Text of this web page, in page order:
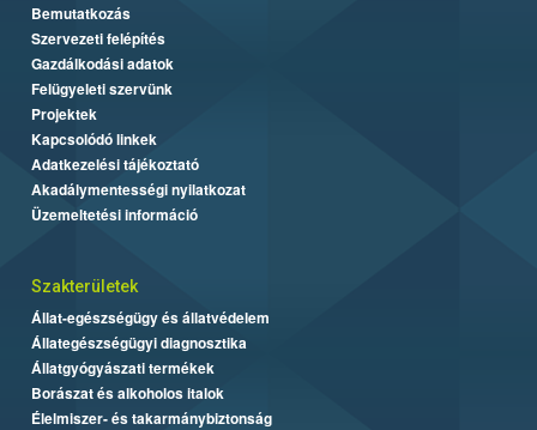
Bemutatkozás
Szervezeti felépítés
Gazdálkodási adatok
Felügyeleti szervünk
Projektek
Kapcsolódó linkek
Adatkezelési tájékoztató
Akadálymentességi nyilatkozat
Üzemeltetési információ
Szakterületek
Állat-egészségügy és állatvédelem
Állategészségügyi diagnosztika
Állatgyógyászati termékek
Borászat és alkoholos italok
Élelmiszer- és takarmánybiztonság